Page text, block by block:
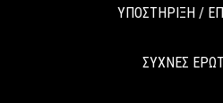
ΥΠΟΣΤΗΡΙΞΗ /
ΣΥΧΝΕΣ